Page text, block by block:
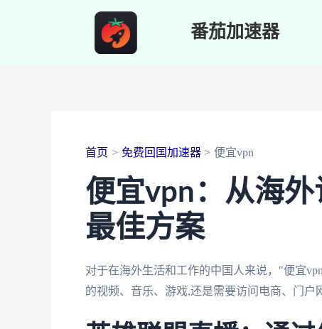
番茄加速器
首页 免费回国加速器 便宜vpn
便宜vpn：从海
最佳方案
对于在海外生活和工作的中国人来说，"便宜
的视频、音乐、游戏,还是需要访问电商、门户